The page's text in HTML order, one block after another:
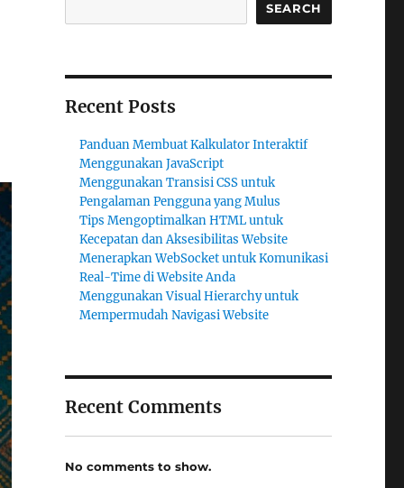
SEARCH
Recent Posts
Panduan Membuat Kalkulator Interaktif
Menggunakan JavaScript
Menggunakan Transisi CSS untuk
Pengalaman Pengguna yang Mulus
Tips Mengoptimalkan HTML untuk
Kecepatan dan Aksesibilitas Website
Menerapkan WebSocket untuk Komunikasi
Real-Time di Website Anda
Menggunakan Visual Hierarchy untuk
Mempermudah Navigasi Website
Recent Comments
No comments to show.